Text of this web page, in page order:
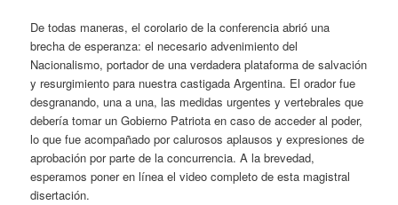
De todas maneras, el corolario de la conferencia abrió una
brecha de esperanza: el necesario advenimiento del
Nacionalismo, portador de una verdadera plataforma de salvación
y resurgimiento para nuestra castigada Argentina. El orador fue
desgranando, una a una, las medidas urgentes y vertebrales que
debería tomar un Gobierno Patriota en caso de acceder al poder,
lo que fue acompañado por calurosos aplausos y expresiones de
aprobación por parte de la concurrencia. A la brevedad,
esperamos poner en línea el video completo de esta magistral
disertación.